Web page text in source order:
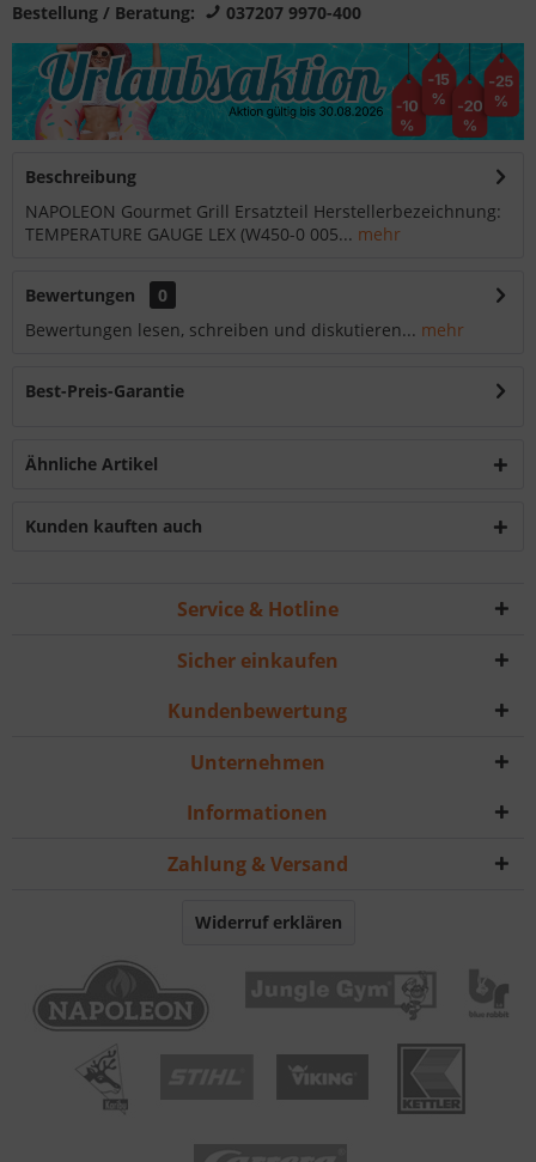
Bestellung / Beratung:
037207 9970-400
Beschreibung
NAPOLEON Gourmet Grill Ersatzteil Herstellerbezeichnung:
TEMPERATURE GAUGE LEX (W450-0 005... mehr
Bewertungen
0
Bewertungen lesen, schreiben und diskutieren... mehr
Best-Preis-Garantie
Ähnliche Artikel
Kunden kauften auch
Service & Hotline
Sicher einkaufen
Kundenbewertung
Unternehmen
Informationen
Zahlung & Versand
Widerruf erklären